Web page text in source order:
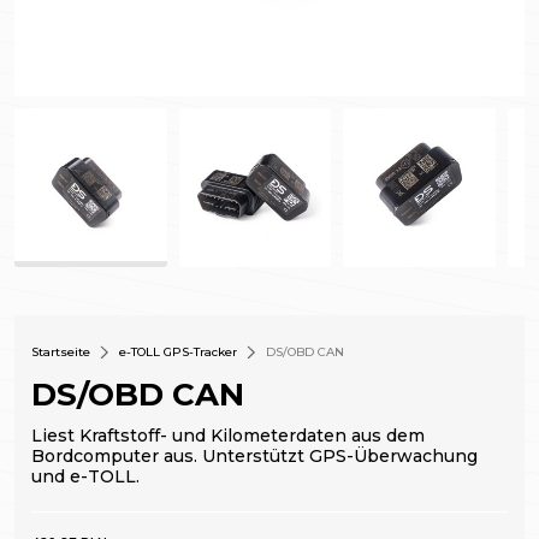
Startseite e-TOLL GPS-Tracker DS/OBD CAN
DS/OBD CAN
Liest Kraftstoff- und Kilometerdaten aus dem
Bordcomputer aus. Unterstützt GPS-Überwachung
und e-TOLL.